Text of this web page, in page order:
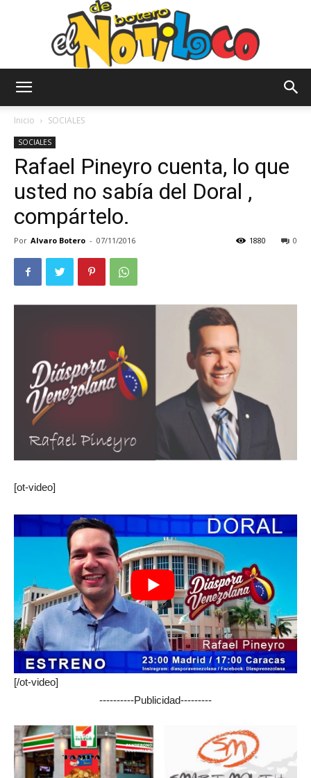
Notiloco
Inicio SOCIALES
SOCIALES
Rafael Pineyro cuenta, lo que
usted no sabía del Doral ,
compártelo.
Por Alvaro Botero - 07/11/2016 0
1880
[ot-video]
[/ot-video]
----------Publicidad---------